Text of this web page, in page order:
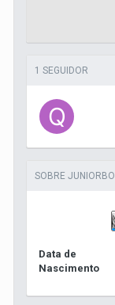
1 SEGUIDOR
SOBRE
Data de
Nascimento